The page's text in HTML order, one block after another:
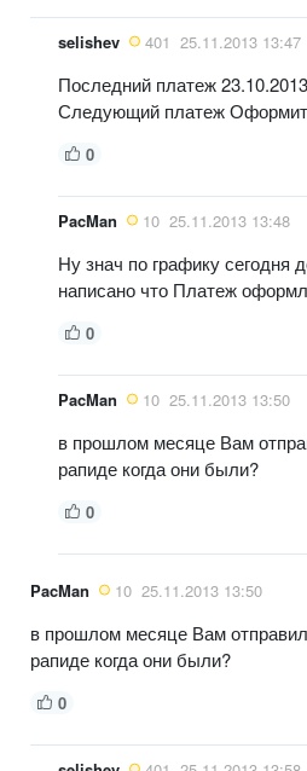
selishev 401 25.11.2013 13:47
Последний платеж 23.10.2013
Следующий платеж
0
PacMan 10 25.11.2013 13:48
Ну знач по графику сегодня
написано что Платеж
0
PacMan 10 25.11.2013 13:50
в прошлом месяце Вам
рапиде когда они были?
0
PacMan 10 25.11.2013 13:50
в прошлом месяце Вам
рапиде когда они были?
0